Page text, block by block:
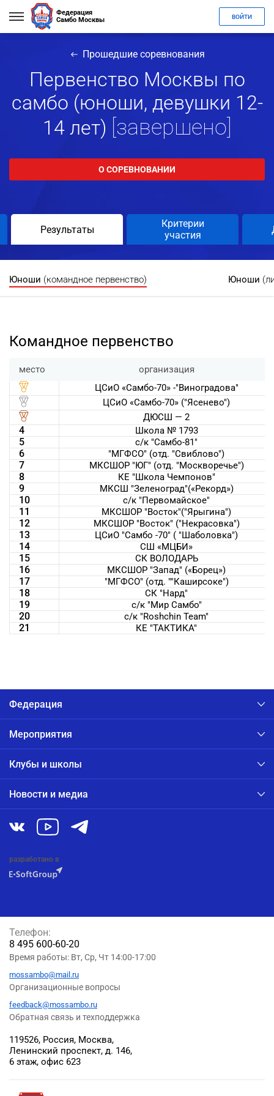
Федерация
Самбо Москвы
ВОЙТИ
Прошедшие соревнования
Первенство Москвы по
самбо (юноши, девушки 12-
14 лет) [завершено]
О СОРЕВНОВАНИИ
Результаты
Критерии
участия
Юноши (командное первенство) Юноши
Командное первенство
место
организация
ЦСиО «Самбо-70» -"Виноградова"
ЦСиО «Самбо-70» ("Ясенево")
ДЮСШ — 2
4 Школа № 1793
5 с/к "Самбо-81"
6 "МГФСО" (отд. "Свиблово")
7 МКСШОР "ЮГ" (отд. "Москворечье")
8 КЕ "Школа Чемпонов"
9 МКСШ "Зеленоград"(«Рекорд»)
10 с/к "Первомайское"
11 МКСШОР "Восток"("Ярыгина")
12 МКСШОР "Восток" ("Некрасовка")
13 ЦСиО "Самбо -70" ( "Шаболовка")
14 СШ «МЦБИ»
15 СК ВОЛОДАРЬ
16 МКСШОР "Запад" («Борец»)
17 "МГФСО" (отд. ""Каширсоке")
18 СК "Нард"
19 с/к "Мир Самбо"
20 с/к "Roshchin Team"
21 КЕ "ТАКТИКА"
Федерация
Мероприятия
Клубы и школы
Новости и медиа
разработано в
119526, Россия, Москва,
Ленинский проспект, д. 146,
6 этаж, офис 623
Телефон:
8 495 600-60-20
Время работы: Вт, Ср, Чт 14:00-17:00
mossambo@mail.ru
Организационные вопросы
feedback@mossambo.ru
Обратная связь и техподдержка